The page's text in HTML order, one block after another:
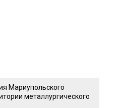
Мариупольского
металлургического